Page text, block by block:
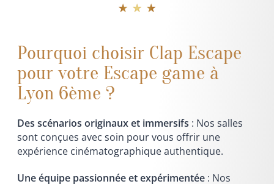
★ ★ ★
Pourquoi choisir Clap Escape
pour votre Escape game à
Lyon 6ème ?
Des scénarios originaux et immersifs : Nos salles
sont conçues avec soin pour vous offrir une
expérience cinématographique authentique.
Une équipe passionnée et expérimentée : Nos